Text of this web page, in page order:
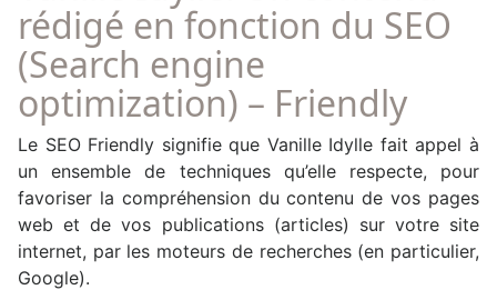
rédigé en fonction du SEO
(Search engine
optimization) – Friendly
Le SEO Friendly signifie que Vanille Idylle fait appel à
un ensemble de techniques qu’elle respecte, pour
favoriser la compréhension du contenu de vos pages
web et de vos publications (articles) sur votre site
internet, par les moteurs de recherches (en particulier,
Google).